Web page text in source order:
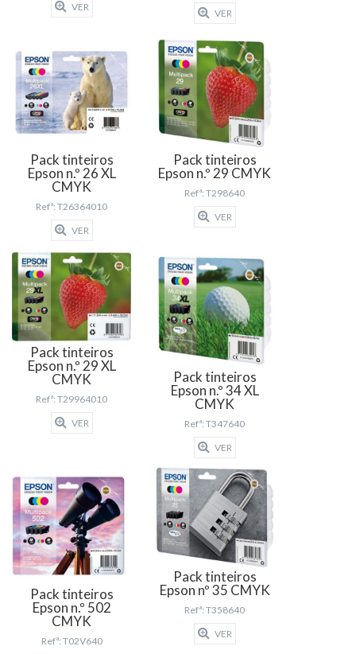
VER
VER
Pack tinteiros
Epson n.º 26 XL
CMYK
Refª: T26364010
VER
Pack tinteiros
Epson n.º 29 CMYK
Refª: T298640
VER
Pack tinteiros
Epson n.º 29 XL
CMYK
Refª: T29964010
VER
Pack tinteiros
Epson n.º 34 XL
CMYK
Refª: T347640
VER
Pack tinteiros
Epson n.º 502
CMYK
Refª: T02V640
Pack tinteiros
Epson nº 35 CMYK
Refª: T358640
VER